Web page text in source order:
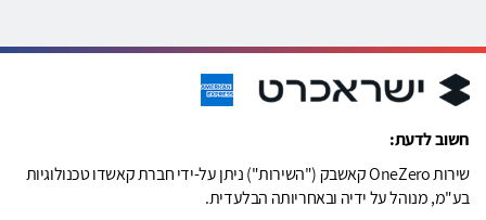
חשוב לדעת:
שירות OneZero קאשבק ("השירות") ניתן על-ידי חברת קאשדו טכנולוגיות
בע"מ, מנוהל על ידיה ובאחריותה הבלעדית.